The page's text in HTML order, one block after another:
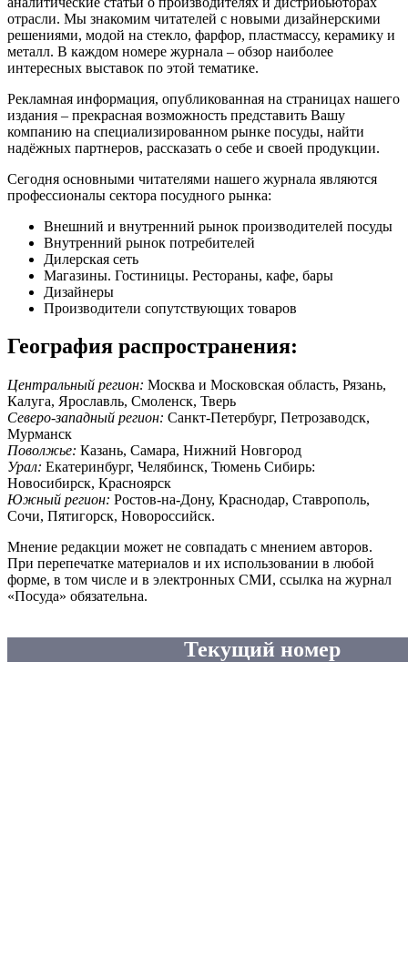
отрасли. Мы знакомим читателей с новыми дизайнерскими
решениями, модой на стекло, фарфор, пластмассу, керамику и
металл. В каждом номере журнала – обзор наиболее
интересных выставок по этой тематике.
Рекламная информация, опубликованная на страницах нашего
издания – прекрасная возможность представить Вашу
компанию на специализированном рынке посуды, найти
надёжных партнеров, рассказать о себе и своей продукции.
Сегодня основными читателями нашего журнала являются
профессионалы сектора посудного рынка:
Внешний и внутренний рынок производителей посуды
Внутренний рынок потребителей
Дилерская сеть
Магазины. Гостиницы. Рестораны, кафе, бары
Дизайнеры
Производители сопутствующих товаров
География распространения:
Центральный регион: Москва и Московская область, Рязань,
Калуга, Ярославль, Смоленск, Тверь
Северо-западный регион: Санкт-Петербург, Петрозаводск,
Мурманск
Поволжье: Казань, Самара, Нижний Новгород
Урал: Екатеринбург, Челябинск, Тюмень Сибирь:
Новосибирск, Красноярск
Южный регион: Ростов-на-Дону, Краснодар, Ставрополь,
Сочи, Пятигорск, Новороссийск.
Мнение редакции может не совпадать с мнением авторов.
При перепечатке материалов и их использовании в любой
форме, в том числе и в электронных СМИ, ссылка на журнал
«Посуда» обязательна.
Текущий номер